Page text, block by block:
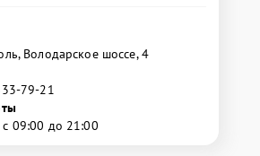
Володарское шоссе, 4
79-21
с 09:00 до 21:00